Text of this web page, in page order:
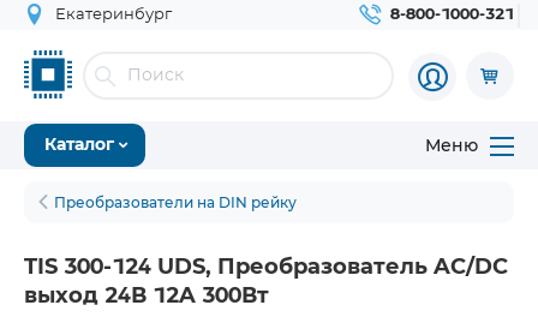
Екатеринбург 8-800-1000-321
Каталог Меню
Преобразователи на DIN рейку
TIS 300-124 UDS, Преобразователь AC/DC
выход 24В 12A 300Вт